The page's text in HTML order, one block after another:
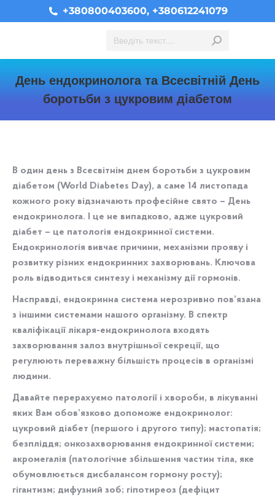
+380800403600, +380612241079
Search:
День ендокринолога та Всесвітній День
боротьби з цукровим діабетом
В один день з Всесвітнім днем ​​боротьби з цукровим
діабетом (World Diabetes Day), а саме 14 листопада
кожного року відзначають професійне свято – День
ендокринолога. І це не випадково, адже цукровий
діабет – це патологія ендокринної системи.
Ендокринологія вивчає причини, механізми прояву і
розвитку різних ендокринних захворювань. Ключова
роль відводиться синтезу і механізму дії гормонів.
Насправді, ендокринна система нерозривно пов’язана
з іншими системами нашого організму. В спектр
кваліфікації лікаря-ендокринолога входять
захворювання залоз внутрішньої секреції, що
регулюють переважну більшість процесів в організмі
людини.
Давайте перерахуємо патології і хвороби, в лікуванні
яких Вам обов’язково допоможе ендокринолог:
цукровий діабет (першого і другого типу); мастопатія;
безпліддя; онкозахворювання ендокринної системи;
акромегалія (патологічне збільшення частин тіла, яке
обумовлюється дисбалансом гормону росту);
гігантизм; дифузний зоб; гіпотиреоз (дефіцит